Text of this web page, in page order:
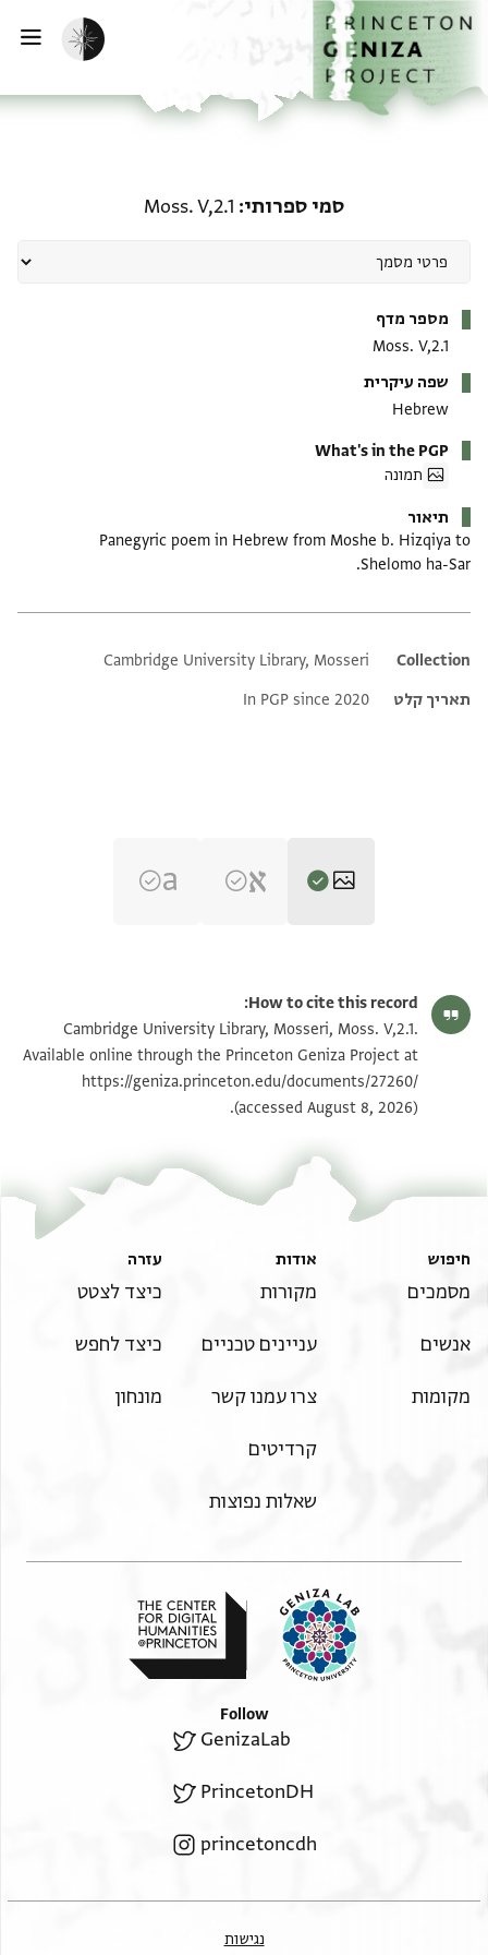
לתוכןהבית
הפעלת מצב כהה
סמי ספרותי Moss. V,2.1
מספר מדף
Moss. V,2.1
שפה עיקרית
Hebrew
What's in the PGP
תמונה
תיאור
Panegyric poem in Hebrew from Moshe b. Hizqiya to
Shelomo ha-Sar.
Additional metadata
Collection
Cambridge University Library, Mosseri
תאריך קלט
In PGP since 2020
Moss. V,2.1 1v הגדל וסובב
תנאי היתר שימוש בתצלום
How to cite this record:
Cambridge University Library, Mosseri, Moss. V,2.1.
Available online through the Princeton Geniza Project at
https://geniza.princeton.edu/documents/27260/
(accessed August 8, 2026).
חיפוש
מסמכים
אנשים
מקומות
אודות
מקורות
עניינים טכניים
צרו עמנו קשר
קרדיטים
שאלות נפוצות
עזרה
כיצד לצטט
כיצד לחפש
מונחון
Follow
GenizaLab
PrincetonDH
princetoncdh
נגישות